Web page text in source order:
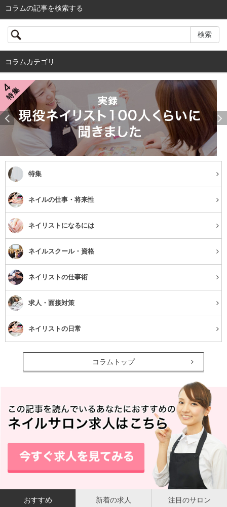
コラムの記事を検索する
コラムカテゴリ
特集
ネイルの仕事・将来性
ネイリストになるには
ネイルスクール・資格
ネイリストの仕事術
求人・面接対策
ネイリストの日常
コラムトップ
おすすめ 新着の求人 注目のサロン